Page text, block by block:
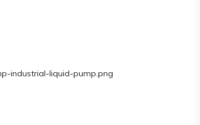
industrial-liquid-pump.png